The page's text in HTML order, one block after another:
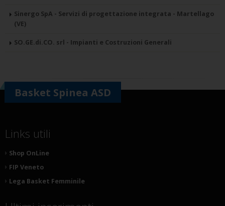
Sinergo SpA - Servizi di progettazione integrata - Martellago
(VE)
SO.GE.di.CO. srl - Impianti e Costruzioni Generali
Basket Spinea ASD
Links utili
Shop OnLine
FIP Veneto
Lega Basket Femminile